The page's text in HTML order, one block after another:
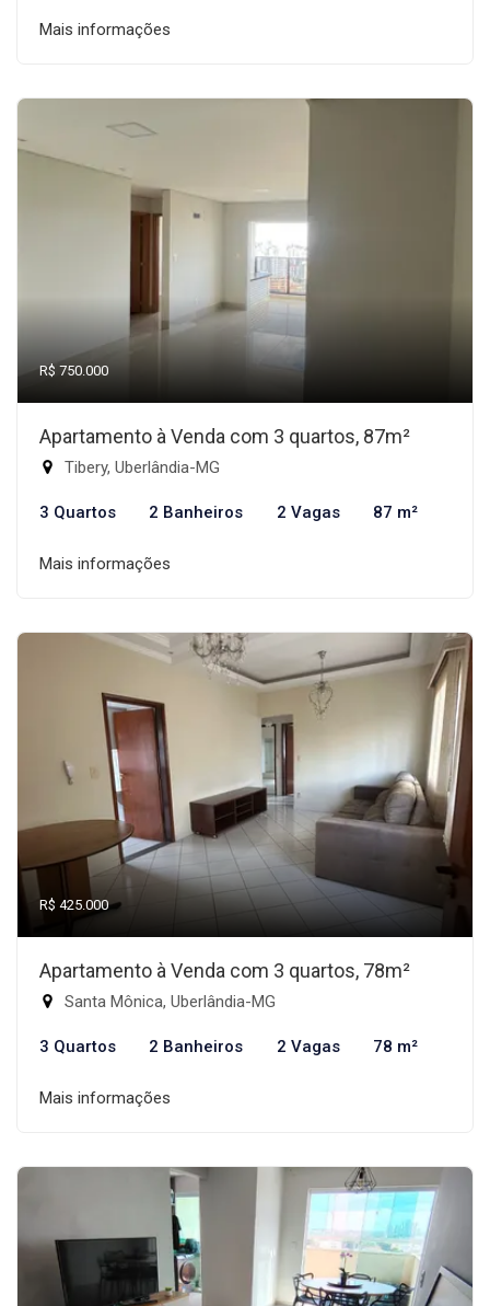
Mais informações
R$ 750.000
Apartamento à Venda com 3 quartos, 87m²
Tibery, Uberlândia-MG
3 Quartos 2 Banheiros 2 Vagas 87 m²
Mais informações
R$ 425.000
Apartamento à Venda com 3 quartos, 78m²
Santa Mônica, Uberlândia-MG
3 Quartos 2 Banheiros 2 Vagas 78 m²
Mais informações